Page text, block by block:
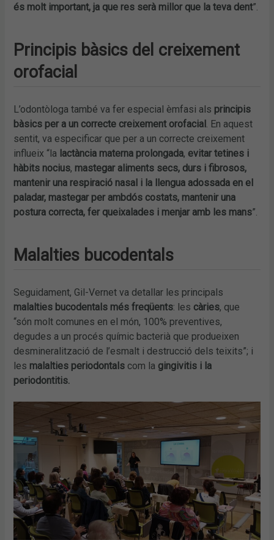
és molt important, ja que res serà millor que la teva dent”.
Principis bàsics del creixement
orofacial
L’odontòloga també va fer especial èmfasi als principis
bàsics per a un correcte creixement orofacial. En aquest
sentit, va especificar que per a un correcte creixement
influeix “la lactància materna prolongada, evitar tetines i
hàbits nocius, mastegar aliments secs, durs i fibrosos,
mantenir una respiració nasal i la llengua adossada en el
paladar, mastegar per ambdós costats, mantenir una
postura correcta, fer queixalades i menjar amb les mans”.
Malalties bucodentals
Seguidament, Gil-Vernet va detallar les principals
malalties bucodentals més freqüents: les càries, que
“són molt comunes en el món, 100% preventives,
degudes a un procés químic bacterià que produeixen
desmineralització de l’esmalt i destrucció dels teixits”; i
les malalties periodontals com la gingivitis i la
periodontitis.